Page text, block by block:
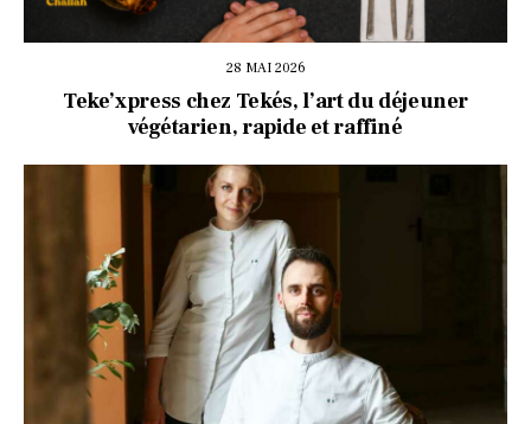
28 MAI 2026
Teke’xpress chez Tekés, l’art du déjeuner
végétarien, rapide et raffiné